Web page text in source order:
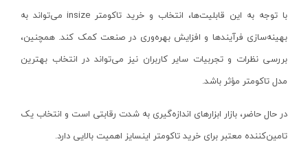
متعلقات جاروبرقی
لوازم جانبی بخارشوی
کیت شارژر و باطری
تبدیل دریل به پمپ آب
کفش ایمنی
مرغک تراشکاری
با توجه به این قابلیت‌ها، انتخاب و خرید تاکومتر insize می‌تواند به
بهینه‌سازی فرآیندها و افزایش بهره‌وری در صنعت کمک کند. همچنین،
بررسی نظرات و تجربیات سایر کاربران نیز می‌تواند در انتخاب بهترین
مدل تاکومتر مؤثر باشد.
در حال حاضر، بازار ابزارهای اندازه‌گیری به شدت رقابتی است و انتخاب یک
تامین‌کننده معتبر برای خرید تاکومتر اینسایز اهمیت بالایی دارد.